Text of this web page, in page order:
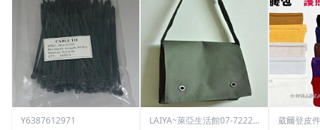
Y6387612971 LAIYA~萊亞生活館07-72229 葳爾登皮